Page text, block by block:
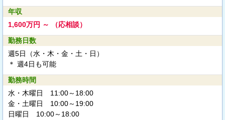
年収
1,600万円 ～ （応相談）
勤務日数
週5日（水・木・金・土・日）
＊ 週4日も可能
勤務時間
水・木曜日 11:00～18:00
金・土曜日 10:00～19:00
日曜日 10:00～18:00